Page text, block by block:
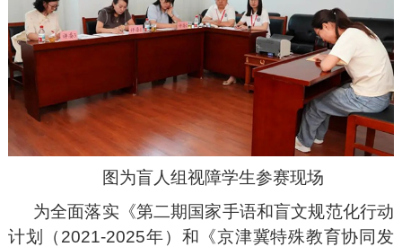
图为盲人组视障学生参赛现场
为全面落实《第二期国家手语和盲文规范化行动
计划（2021-2025年）和《京津冀特殊教育协同发